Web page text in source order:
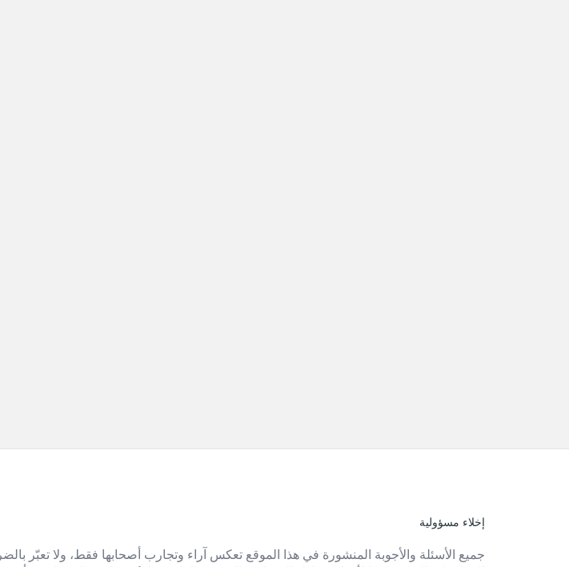
الفوترإخلاء مسؤولية
جميع الأسئلة والأجوبة المنشورة في هذا الموقع تعكس آراء وتجارب أصحابها فقط، ولا تعبّر